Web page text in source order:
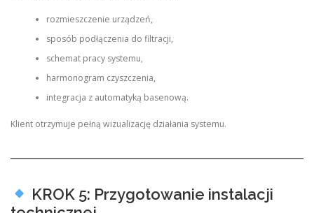
rozmieszczenie urządzeń,
sposób podłączenia do filtracji,
schemat pracy systemu,
harmonogram czyszczenia,
integracja z automatyką basenową.
Klient otrzymuje pełną wizualizację działania systemu.
KROK 5: Przygotowanie instalacji